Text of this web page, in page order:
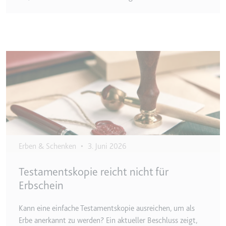
Ablauf:
Beständig
Typ:
IndexedDB
ServiceWorkerLogsDatabase#SWHealthLog
Anbieter:
youtube.com
Zweck:
Notwendig für die
Funktionalität von YouTube-
Videoinhalten auf der Website.
Typ:
IndexedDB
Erben & Schenken • 3. Juni 2026
Testamentskopie reicht nicht für
Erbschein
Kann eine einfache Testamentskopie ausreichen, um als
Erbe anerkannt zu werden? Ein aktueller Beschluss zeigt,